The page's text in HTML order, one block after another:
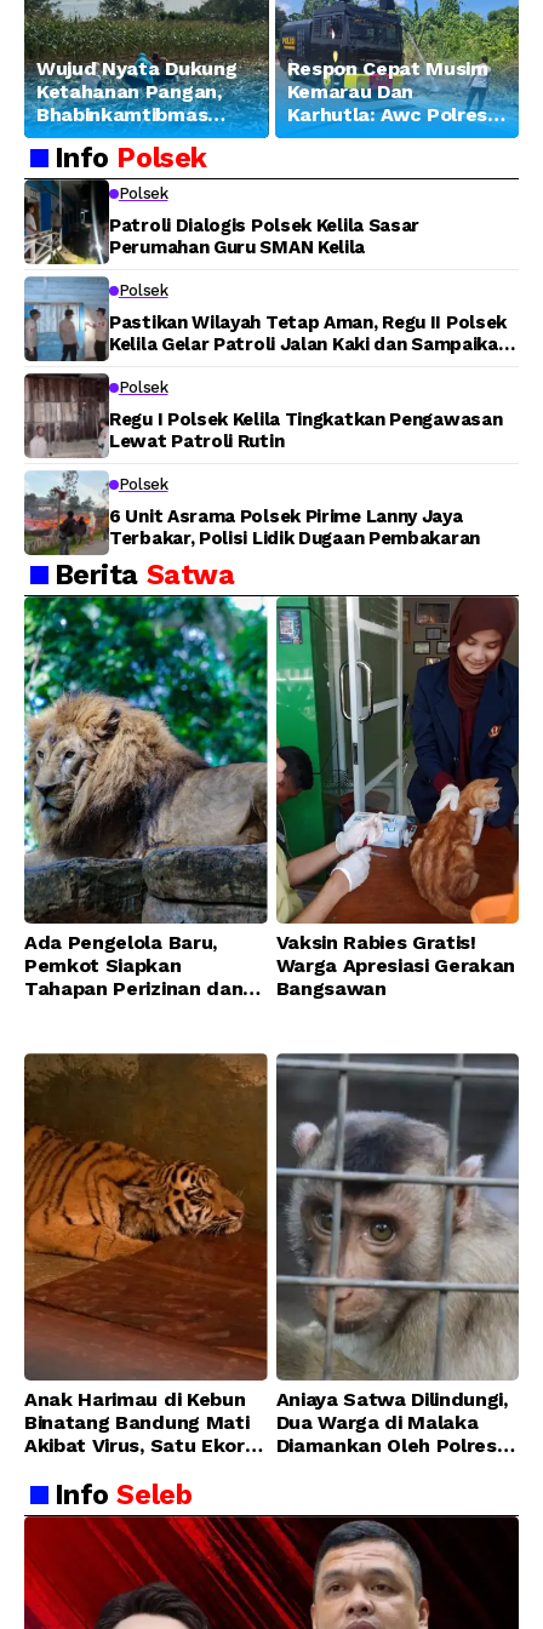
Wujud Nyata Dukung
Ketahanan Pangan,
Bhabinkamtibmas
Banjar Ausoy Turun
Langsung Bantu
Warga Panen Jagung
Respon Cepat Musim
Kemarau Dan
Karhutla: Awc Polres
Teluk Bintuni
Lahan di Jalan Poros
Info Polsek
Polsek
Patroli Dialogis Polsek Kelila Sasar
Perumahan Guru SMAN Kelila
Polsek
Pastikan Wilayah Tetap Aman, Regu II Polsek
Kelila Gelar Patroli Jalan Kaki dan Sampaikan
Polsek
Regu I Polsek Kelila Tingkatkan Pengawasan
Lewat Patroli Rutin
Polsek
6 Unit Asrama Polsek Pirime Lanny Jaya
Terbakar, Polisi Lidik Dugaan Pembakaran
Berita Satwa
Ada Pengelola Baru,
Pemkot Siapkan
Tahapan Perizinan dan
Vaksin Rabies Gratis!
Warga Apresiasi Gerakan
Bangsawan
Anak Harimau di Kebun
Binatang Bandung Mati
Akibat Virus, Satu Ekor
Membaik
Aniaya Satwa Dilindungi,
Dua Warga di Malaka
Diamankan Oleh Polres
InfoSeleb